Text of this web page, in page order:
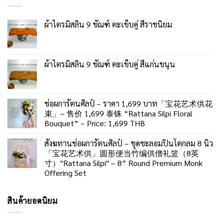
ผ้าไตรมิสลิน 9 ขัณฑ์ ตะเข็บคู่ สีราชนิยม
ผ้าไตรมิสลิน 9 ขัณฑ์ ตะเข็บคู่ สีแก่นขนุน
ช่อผการัตนศิลป์ – ราคา 1,699 บาท「宝花艺术供花
束」– 售价 1,699 泰铢 “Rattana Silpi Floral
Bouquet” – Price: 1,699 THB
สังฆทานช่อผการัตนศิลป์ – ชุดชะลอมปิ่นโตกลม 8 นิ้ว
「宝花艺术供」圆形便当竹编供僧礼篮（8英
寸）"Rattana Silpi" – 8” Round Premium Monk
Offering Set
สินค้ายอดนิยม